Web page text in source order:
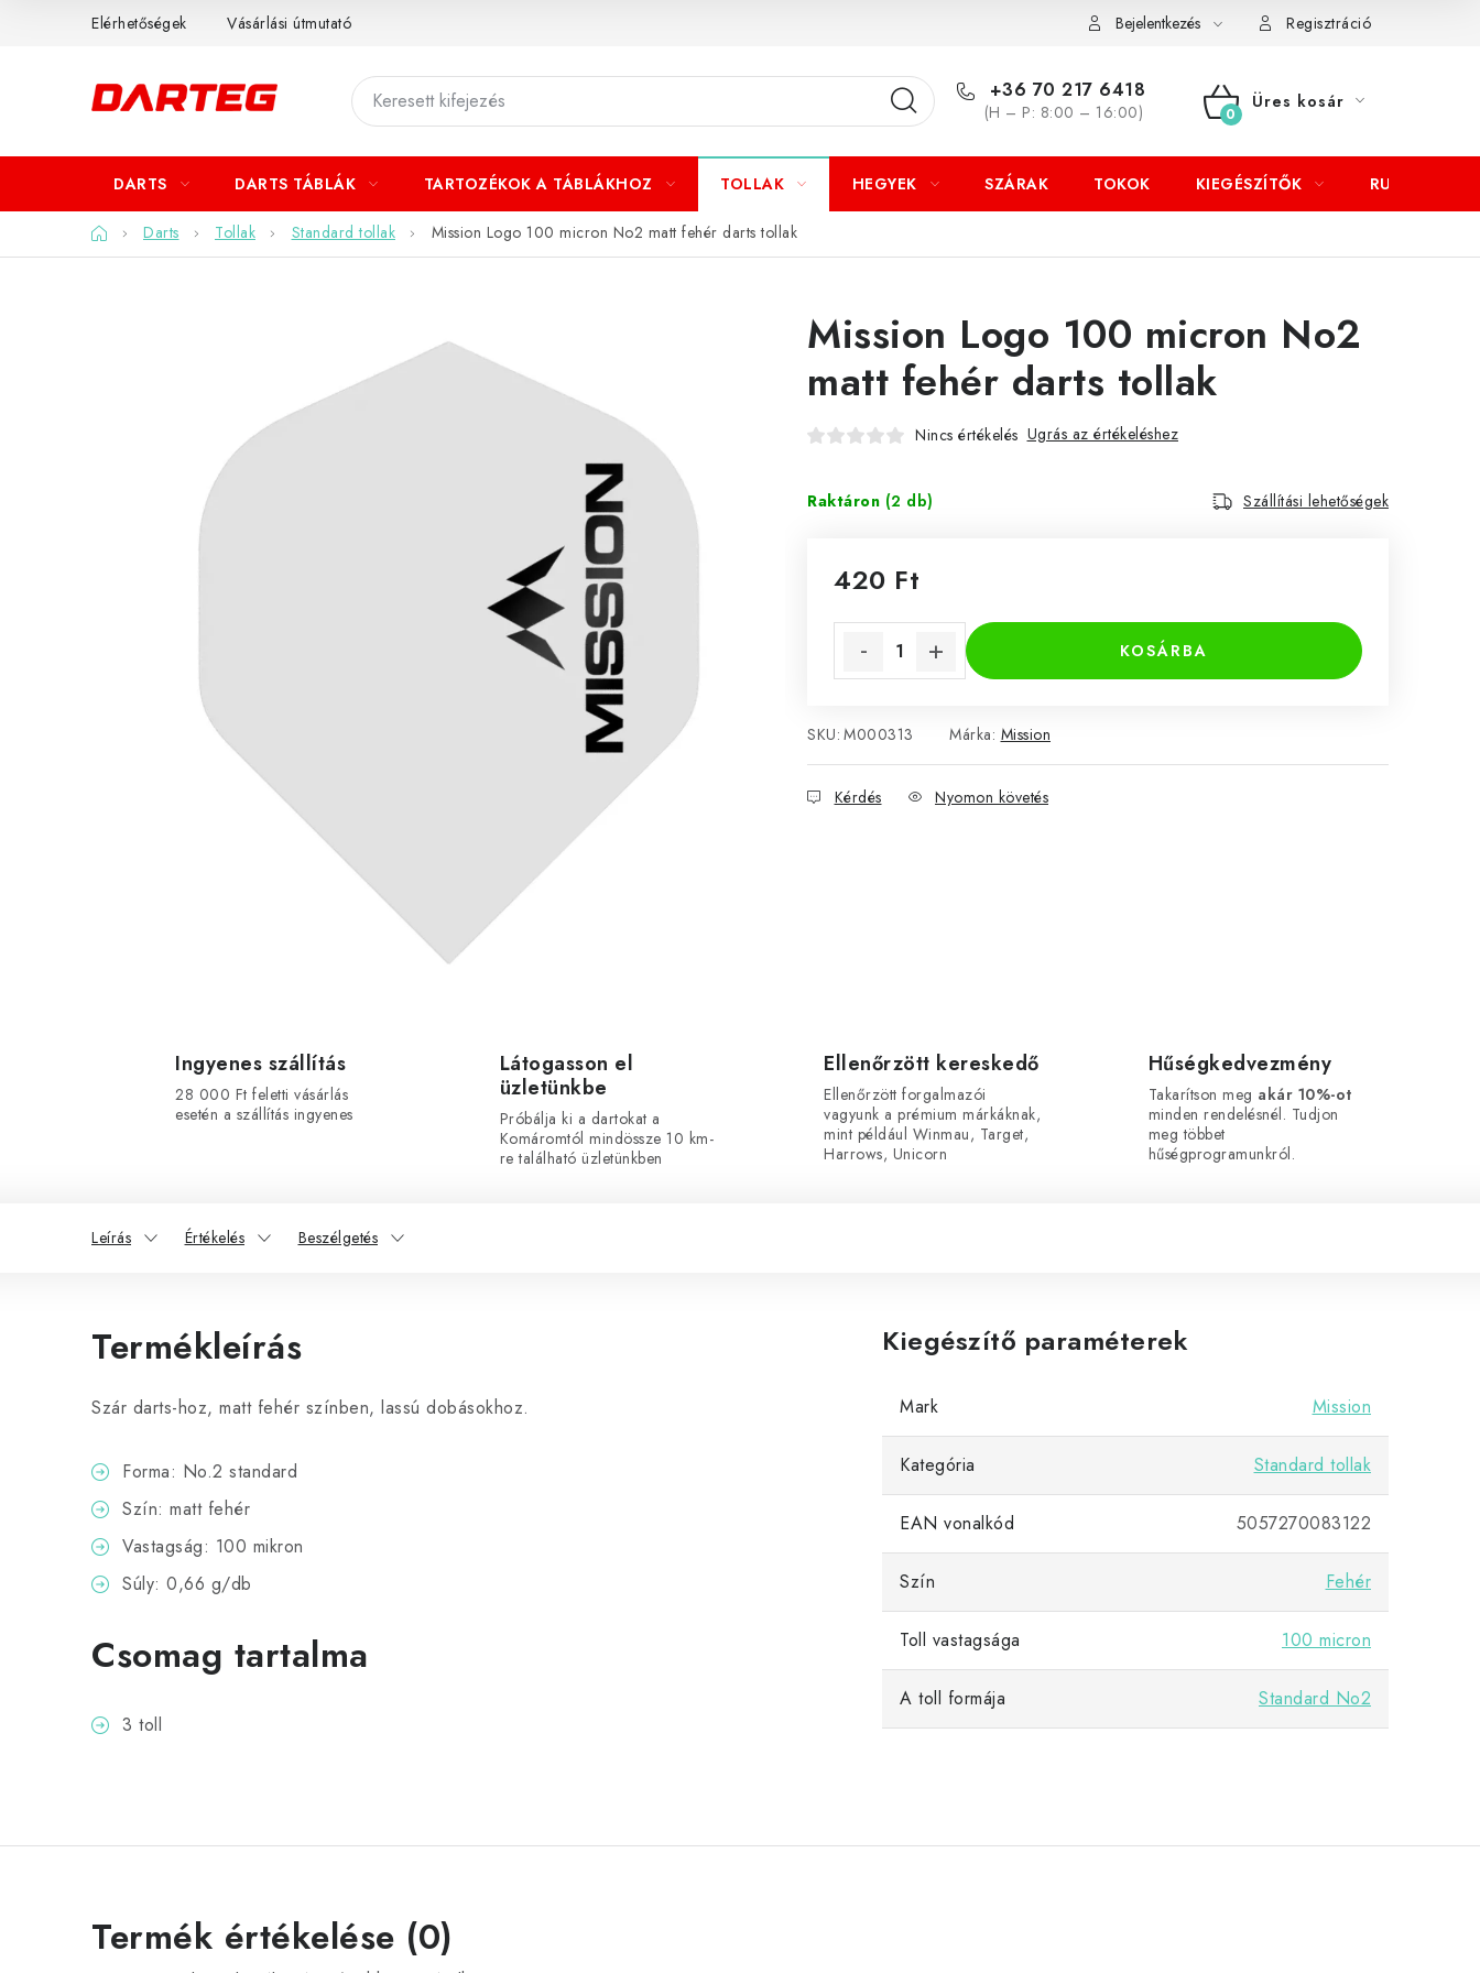
Elérhetőségek Vásárlási útmutató Bejelentkezés Regisztráció
+36 70 217 6418
(H – P: 8:00 – 16:00) KOSÁR
Üres kosár
DARTS DARTS TÁBLÁK TARTOZÉKOK A TÁBLÁKHOZ TOLLAK HEGYEK SZÁRAK TOKOK KIEGÉSZÍTŐK RUHÁZAT
Kezdőlap
Darts Tollak Standard tollak Mission Logo 100 micron No2 matt fehér darts tollak
Mission Logo 100 micron No2
matt fehér darts tollak
Nincs értékelés Ugrás az értékeléshez
Raktáron (2 db) Szállítási lehetőségek
420 Ft
KOSÁRBA
SKU: M000313 Márka: Mission
Kérdés Nyomon követés
Ingyenes szállítás
28 000 Ft feletti vásárlás
esetén a szállítás ingyenes
Látogasson el
üzletünkbe
Próbálja ki a dartokat a
Komáromtól mindössze 10 km-
re található üzletünkben
Ellenőrzött kereskedő
Ellenőrzött forgalmazói
vagyunk a prémium márkáknak,
mint például Winmau, Target,
Harrows, Unicorn
Hűségkedvezmény
Takarítson meg akár 10%-ot
minden rendelésnél. Tudjon
meg többet
hűségprogramunkról.
Leírás Értékelés Beszélgetés
Termékleírás
Szár darts-hoz, matt fehér színben, lassú dobásokhoz.
Forma: No.2 standard
Szín: matt fehér
Vastagság: 100 mikron
Súly: 0,66 g/db
Csomag tartalma
3 toll
Kiegészítő paraméterek
Mark Mission
Kategória Standard tollak
EAN vonalkód 5057270083122
Szín Fehér
Toll vastagsága 100 micron
A toll formája Standard No2
Termék értékelése (0)